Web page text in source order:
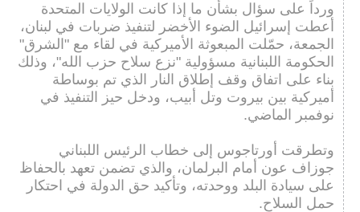
ورداً على سؤال بشأن ما إذا كانت الولايات المتحدة
أعطت إسرائيل الضوء الأخضر لتنفيذ ضربات في لبنان،
الجمعة، حمّلت المبعوثة الأميركية في لقاء مع "الشرق"
الحكومة اللبنانية مسؤولية "نزع سلاح حزب الله"، وذلك
بناء على اتفاق وقف إطلاق النار الذي تم بوساطة
أميركية بين بيروت وتل أبيب، ودخل حيز التنفيذ في
نوفمبر الماضي.
وتطرقت أورتاجوس إلى خطاب الرئيس اللبناني
جوزاف عون أمام البرلمان، والذي تضمن تعهد بالحفاظ
على سيادة البلد ووحدته، وتأكيد حق الدولة في احتكار
حمل السلاح.